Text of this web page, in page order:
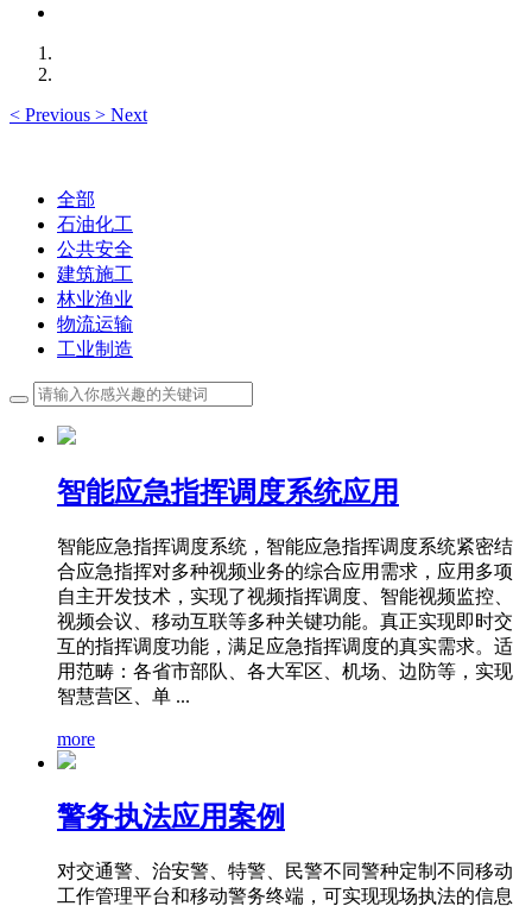
< Previous > Next
全部
石油化工
公共安全
建筑施工
林业渔业
物流运输
工业制造
智能应急指挥调度系统应用
智能应急指挥调度系统，智能应急指挥调度系统紧密结
合应急指挥对多种视频业务的综合应用需求，应用多项
自主开发技术，实现了视频指挥调度、智能视频监控、
视频会议、移动互联等多种关键功能。真正实现即时交
互的指挥调度功能，满足应急指挥调度的真实需求。适
用范畴：各省市部队、各大军区、机场、边防等，实现
智慧营区、单 ...
more
警务执法应用案例
对交通警、治安警、特警、民警不同警种定制不同移动
工作管理平台和移动警务终端，可实现现场执法的信息